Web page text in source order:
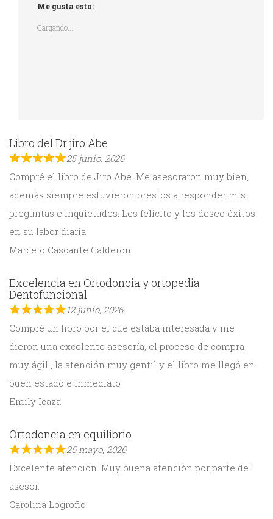
Me gusta esto:
Cargando...
Libro del Dr jiro Abe
25 junio, 2026
Compré el libro de Jiro Abe. Me asesoraron muy bien,
además siempre estuvieron prestos a responder mis
preguntas e inquietudes. Les felicito y les deseo éxitos
en su labor diaria
Marcelo Cascante Calderón
Excelencia en Ortodoncia y ortopedia
Dentofuncional
12 junio, 2026
Compré un libro por el que estaba interesada y me
dieron una excelente asesoría, el proceso de compra
muy ágil , la atención muy gentil y el libro me llegó en
buen estado e inmediato
Emily Icaza
Ortodoncia en equilibrio
26 mayo, 2026
Excelente atención. Muy buena atención por parte del
asesor.
Carolina Logroño